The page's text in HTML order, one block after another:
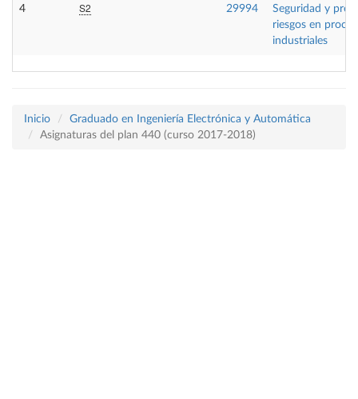
4 S2 29994
Seguridad y
riesgos en
industriales
Inicio
Graduado en Ingeniería Electrónica y Automática
Asignaturas del plan 440 (curso 2017-2018)